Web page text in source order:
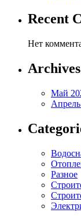
Recent
Нет
Archives
Май
Разное